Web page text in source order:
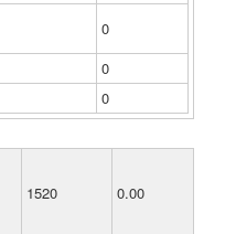
0
0
0
1520 0.00